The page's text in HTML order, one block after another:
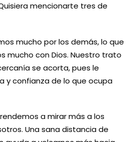
mencionarte tres de
mucho por los demás, lo que
mucho con Dios. Nuestro trato
se acorta, pues le
y confianza de lo que ocupa
a mirar más a los
Una sana distancia de